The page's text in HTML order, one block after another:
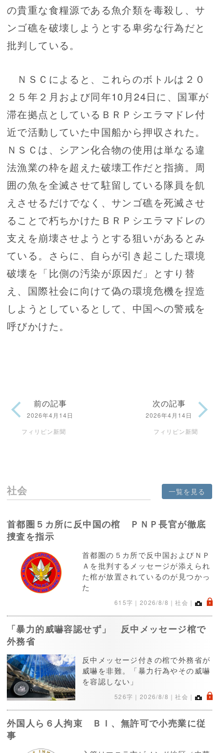
の貴重な食糧源である魚介類を毒殺し、サ
ンゴ礁を破壊しようとする卑劣な行為だと
批判している。
ＮＳＣによると、これらのボトルは２０
２５年２月および同年10月24日に、国軍が
滞在拠点としているＢＲＰシエラマドレ付
近で活動していた中国船から押収された。
ＮＳＣは、シアン化合物の使用は単なる違
法漁業の枠を超えた破壊工作だと指摘。周
囲の魚を全滅させて駐留している隊員を飢
えさせるだけでなく、サンゴ礁を死滅させ
ることで朽ちかけたＢＲＰシエラマドレの
支えを崩壊させようとする狙いがあるとみ
ている。さらに、自らが引き起こした環境
破壊を「比側の汚染が原因だ」とすり替
え、国際社会に向けて偽の環境危機を捏造
しようとしているとして、中国への警戒を
呼びかけた。
前の記事
2026年4月14日
フィリピン新聞
次の記事
2026年4月14日
フィリピン新聞
社会 一覧を見る
首都圏５カ所に反中国の棺 ＰＮＰ長官が徹底
捜査を指示
首都圏の５カ所で反中国およびＮＰ
Ａを批判するメッセージが添えられ
た棺が放置されているのが見つかっ
た
615字｜ 2026/8/8 ｜社会｜ .
「暴力的威嚇容認せず」 反中メッセージ棺で
外務省
反中メッセージ付きの棺で外務省が
威嚇を非難。「暴力行為やその威嚇
を容認しない」
526字｜ 2026/8/8 ｜社会｜ .
外国人ら６人拘束 ＢＩ、無許可で小売業に従
事